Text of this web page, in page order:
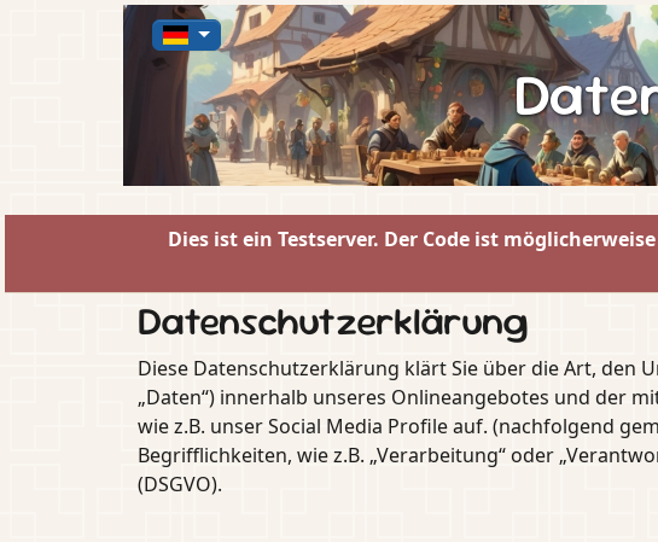
Dies ist ein Testserver. Der Code ist
Datenschutzerklärung
Diese Datenschutzerklärung klärt Sie über die Art, den
„Daten“) innerhalb unseres Onlineangebotes und der
wie z.B. unser Social Media Profile auf. (nachfolgend
Begrifflichkeiten, wie z.B. „Verarbeitung“ oder
(DSGVO).